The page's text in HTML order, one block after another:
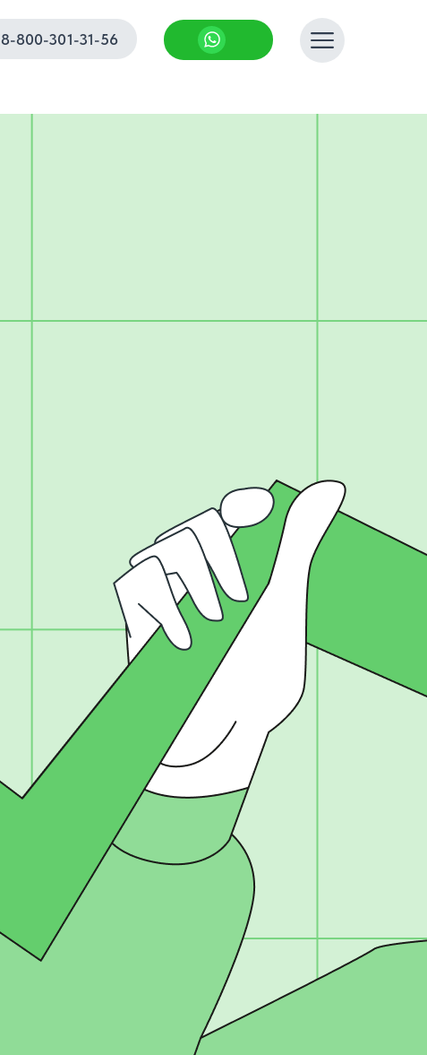
8-800-301-31-56